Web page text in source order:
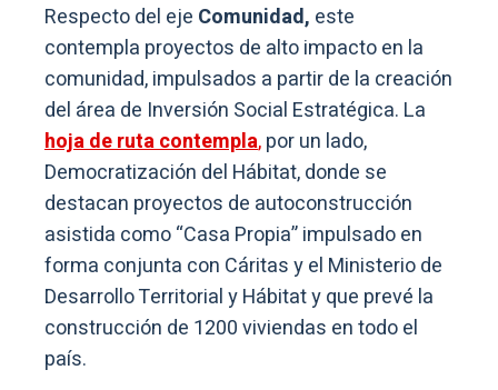
Respecto del eje Comunidad, este
contempla proyectos de alto impacto en la
comunidad, impulsados a partir de la creación
del área de Inversión Social Estratégica. La
hoja de ruta contempla,por un lado,
Democratización del Hábitat, donde se
destacan proyectos de autoconstrucción
asistida como “Casa Propia” impulsado en
forma conjunta con Cáritas y el Ministerio de
Desarrollo Territorial y Hábitat y que prevé la
construcción de 1200 viviendas en todo el
país.